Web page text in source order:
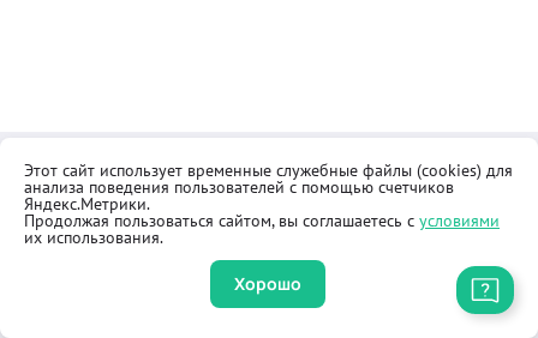
Контакты
Как купить
Общественная приёмная
Реквизиты
Оферта
Правила продажи товаров
Этот сайт использует временные служебные файлы (cookies) для
анализа поведения пользователей с помощью счетчиков
Яндекс.Метрики.
Продолжая пользоваться сайтом, вы соглашаетесь с условиями
их использования.
Хорошо